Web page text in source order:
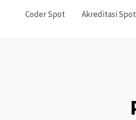
Coder Spot Akreditasi Spot